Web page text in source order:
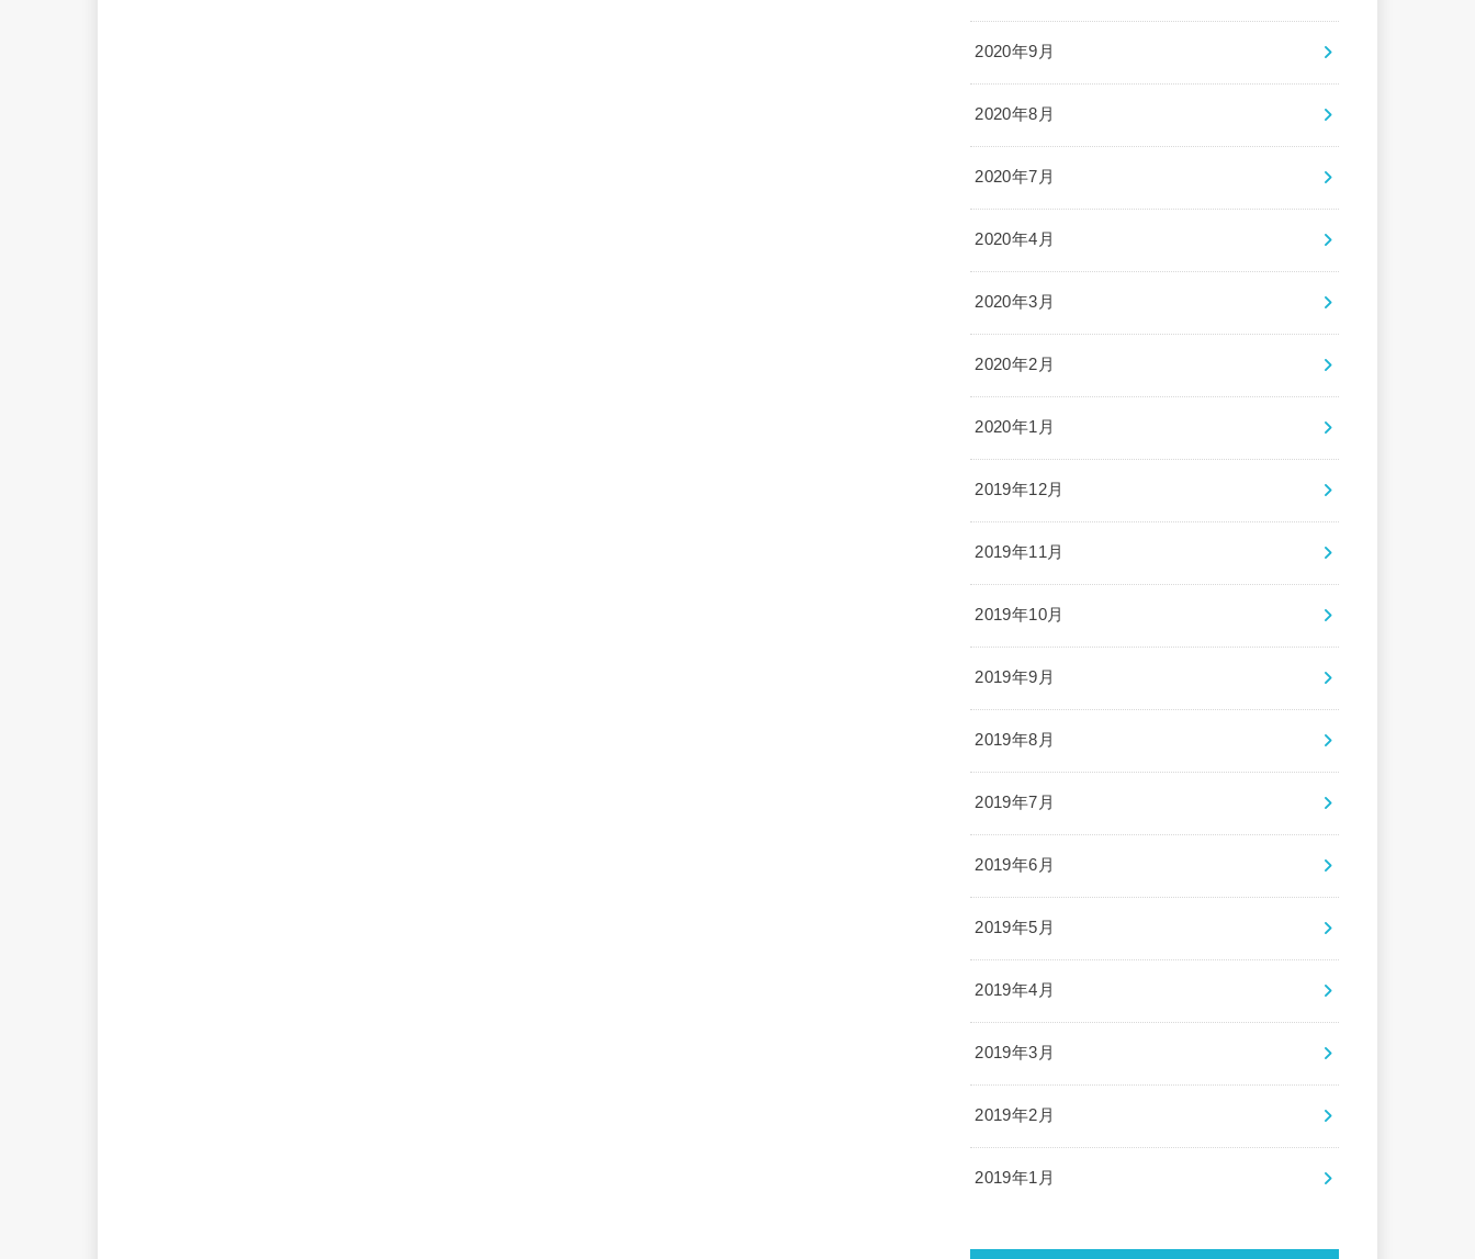
2020年9月
2020年8月
2020年7月
2020年4月
2020年3月
2020年2月
2020年1月
2019年12月
2019年11月
2019年10月
2019年9月
2019年8月
2019年7月
2019年6月
2019年5月
2019年4月
2019年3月
2019年2月
2019年1月